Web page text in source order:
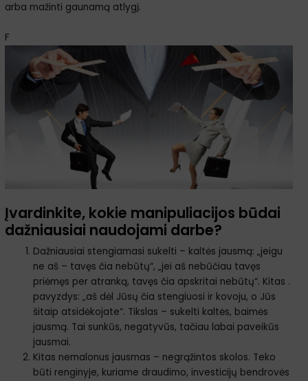
arba mažinti gaunamą atlygį.
F
Įvardinkite, kokie manipuliacijos būdai
dažniausiai naudojami darbe?
Dažniausiai stengiamasi sukelti – kaltės jausmą: „jeigu
ne aš – tavęs čia nebūtų“, „jei aš nebūčiau tavęs
priėmęs per atranką, tavęs čia apskritai nebūtų“. Kitas .
pavyzdys: „aš dėl Jūsų čia stengiuosi ir kovoju, o Jūs
šitaip atsidėkojate“. Tikslas – sukelti kaltės, baimės
jausmą. Tai sunkūs, negatyvūs, tačiau labai paveikūs
jausmai.
Kitas nemalonus jausmas – negrąžintos skolos. Teko
būti renginyje, kuriame draudimo, investicijų bendrovės